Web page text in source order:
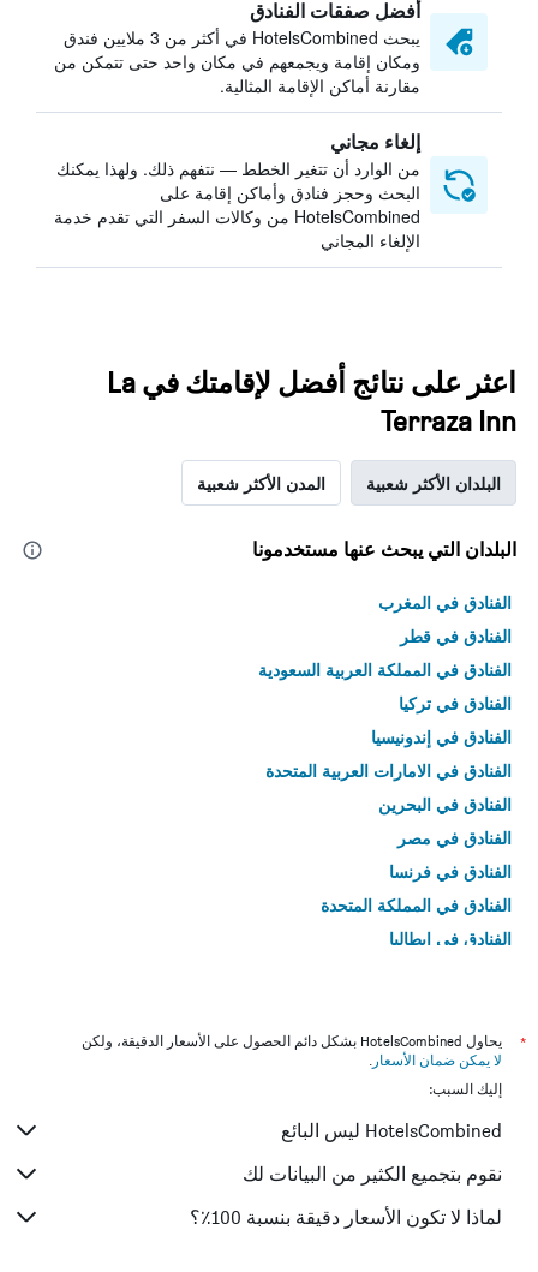
أفضل صفقات الفنادق
يبحث HotelsCombined في أكثر من 3 ملايين فندق
ومكان إقامة ويجمعهم في مكان واحد حتى تتمكن من
مقارنة أماكن الإقامة المثالية.
إلغاء مجاني
من الوارد أن تتغير الخطط — نتفهم ذلك. ولهذا يمكنك
البحث وحجز فنادق وأماكن إقامة على
HotelsCombined من وكالات السفر التي تقدم خدمة
الإلغاء المجاني
اعثر على نتائج أفضل لإقامتك في La
Terraza Inn
البلدان الأكثر شعبية المدن الأكثر شعبية
البلدان التي يبحث عنها مستخدمونا
الفنادق في المغرب
الفنادق في قطر
الفنادق في المملكة العربية السعودية
الفنادق في تركيا
الفنادق في إندونيسيا
الفنادق في الامارات العربية المتحدة
الفنادق في البحرين
الفنادق في مصر
الفنادق في فرنسا
الفنادق في المملكة المتحدة
الفنادق في إيطاليا
*
يحاول HotelsCombined بشكل دائم الحصول على الأسعار الدقيقة، ولكن
لا يمكن ضمان الأسعار .
إليك السبب:
HotelsCombined ليس البائع
نقوم بتجميع الكثير من البيانات لك
لماذا لا تكون الأسعار دقيقة بنسبة 100٪؟